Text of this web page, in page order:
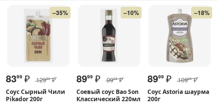
–35%
8399 ₽ 12999 ₽
Соус Сырный Чили
Pikador 200г
–10%
8999 ₽ 9999 ₽
Соевый соус Bao Son
Классический 220мл
–18%
8999 ₽ 10999 ₽
Соус Astoria шаурма
200г